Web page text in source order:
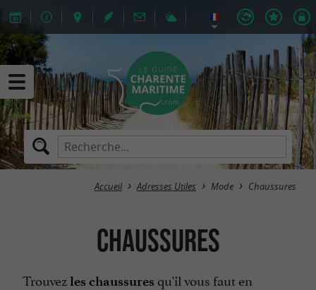
Accueil Adresses Utiles Mode Chaussures
Chaussures
Trouvezles chaussures qu'il vous faut en